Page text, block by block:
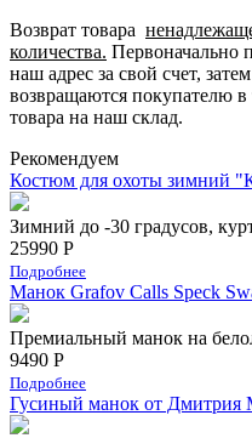
Возврат товара
количества. Первоначально
наш адрес за свой счет,
возвращаются покупателю в
товара на наш склад.
Рекомендуем
Костюм для охоты зимний
Зимний до -30 градусов,
25990 Р
Подробнее
Манок Grafov Calls Speck
Премиальный манок на
9490 Р
Подробнее
Гусиный манок от Дмитрия